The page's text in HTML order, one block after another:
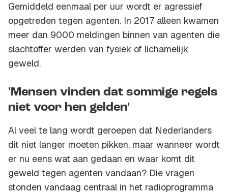
Gemiddeld eenmaal per uur wordt er agressief
opgetreden tegen agenten. In 2017 alleen kwamen
meer dan 9000 meldingen binnen van agenten die
slachtoffer werden van fysiek of lichamelijk
geweld.
'Mensen vinden dat sommige regels
niet voor hen gelden'
Al veel te lang wordt geroepen dat Nederlanders
dit niet langer moeten pikken, maar wanneer wordt
er nu eens wat aan gedaan en waar komt dit
geweld tegen agenten vandaan? Die vragen
stonden vandaag centraal in het radioprogramma